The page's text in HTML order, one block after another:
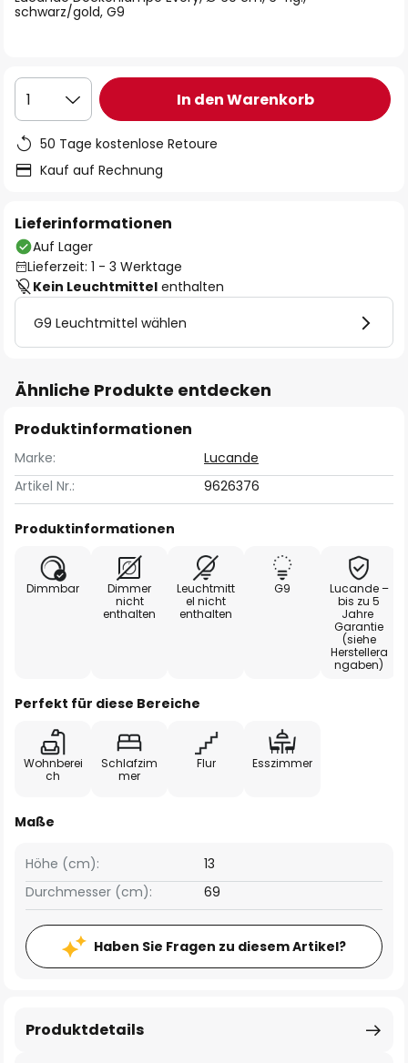
schwarz/gold, G9
1 In den Warenkorb
50 Tage kostenlose Retoure
Kauf auf Rechnung
Lieferinformationen
Auf Lager
Lieferzeit: 1 - 3 Werktage
Kein Leuchtmittel enthalten
G9 Leuchtmittel wählen
Ähnliche Produkte entdecken
Produktinformationen
Marke:
Lucande
Artikel Nr.:
9626376
Produktinformationen
Dimmbar
Dimmer
nicht
enthalten
Leuchtmitt
el nicht
enthalten
G9
Lucande –
bis zu 5
Jahre
Garantie
(siehe
Herstellera
ngaben)
Perfekt für diese Bereiche
Wohnberei
ch
Schlafzim
mer
Flur Esszimmer
Maße
Höhe (cm):
13
Durchmesser (cm):
69
Haben Sie Fragen zu diesem Artikel?
Produktdetails